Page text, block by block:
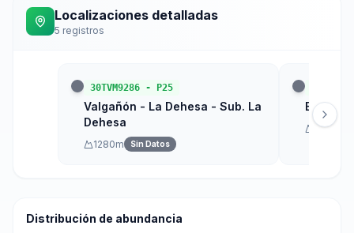
Localizaciones detalladas
5 registros
30TVM9286 - P25
Valgañón - La Dehesa - Sub. La
Dehesa
1280m Sin Datos
Ezcaray
2106
Distribución de abundancia